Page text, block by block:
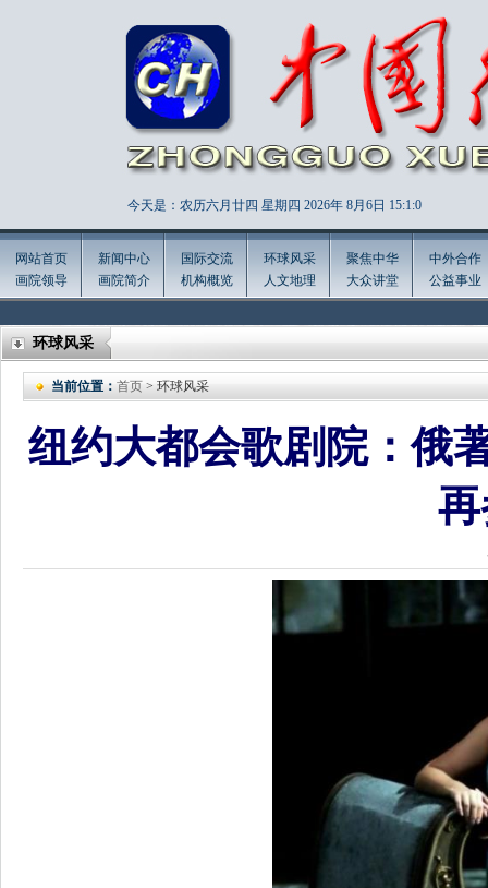
今天是：农历六月廿四 星期四 2026年 8月6日 15:1:1
网站首页
画院领导
新闻中心
画院简介
国际交流
机构概览
环球风采
人文地理
聚焦中华
大众讲堂
中外合作
公益事业
环球风采
当前位置： 首页 > 环球风采
纽约大都会歌剧院：俄